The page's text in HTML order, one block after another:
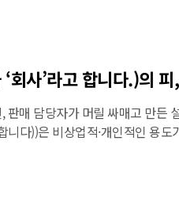
회사’라고 합니다.)의
매 담당자가 머릴 싸매고 만든
니다))은 비상업적·개인적인 용